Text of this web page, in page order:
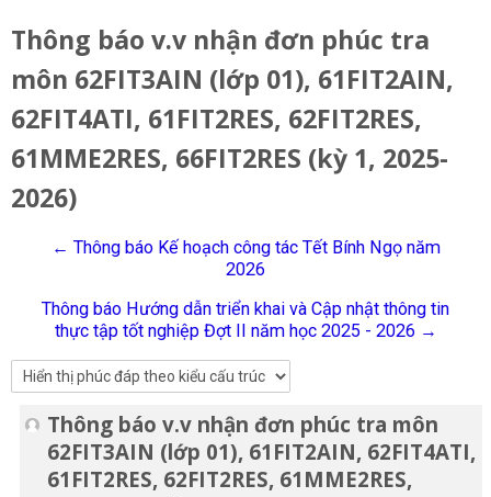
Sinh viên
Research
học
Thông báo v.v nhận đơn phúc tra
môn 62FIT3AIN (lớp 01), 61FIT2AIN,
62FIT4ATI, 61FIT2RES, 62FIT2RES,
61MME2RES, 66FIT2RES (kỳ 1, 2025-
2026)
← Thông báo Kế hoạch công tác Tết Bính Ngọ năm
2026
Thông báo Hướng dẫn triển khai và Cập nhật thông tin
thực tập tốt nghiệp Đợt II năm học 2025 - 2026 →
Thông báo v.v nhận đơn phúc tra môn
62FIT3AIN (lớp 01), 61FIT2AIN, 62FIT4ATI,
61FIT2RES, 62FIT2RES, 61MME2RES,
Số lượng các câu trả lời: 0